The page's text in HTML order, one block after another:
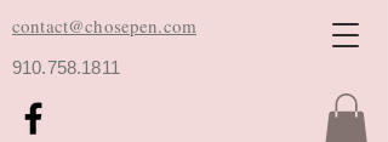
contact@chosepen.com
910.758.1811